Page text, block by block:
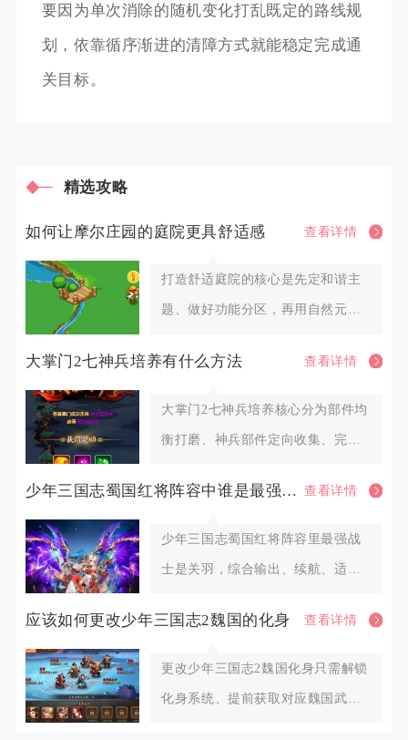
要因为单次消除的随机变化打乱既定的路线规
划，依靠循序渐进的清障方式就能稳定完成通
关目标。
精选攻略
如何让摩尔庄园的庭院更具舒适感 查看详情
打造舒适庭院的核心是先定和谐主
题、做好功能分区，再用自然元
节，
大掌门2七神兵培养有什么方法 查看详情
大掌门2七神兵培养核心分为部件均
衡打磨、神兵部件定向收集、完整
少年三国志蜀国红将阵容中谁是最强的战士 查看详情
少年三国志蜀国红将阵容里最强战
士是关羽，综合输出、续航、适配
应该如何更改少年三国志2魏国的化身 查看详情
更改少年三国志2魏国化身只需解锁
化身系统、提前获取对应魏国武将